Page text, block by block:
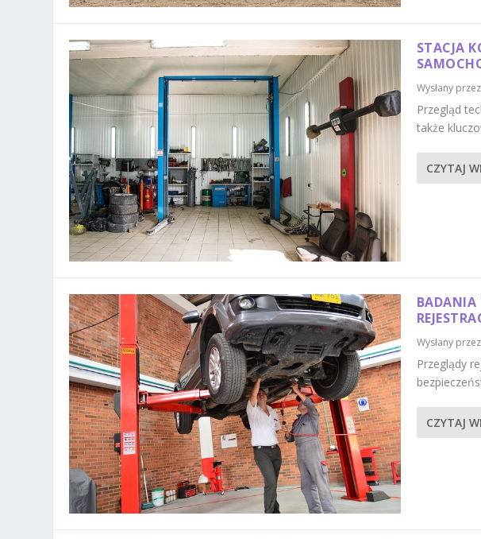
STACJA
Wysłany przez
Przegląd
także
CZYTAJ
BADANIA
Wysłany przez
Przeglądy
CZYTAJ